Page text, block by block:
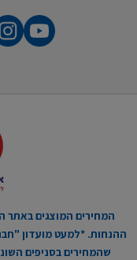
המחירים המוצגים באתר
ההנחות. *למעט מועדון
שהמחירים בסניפים